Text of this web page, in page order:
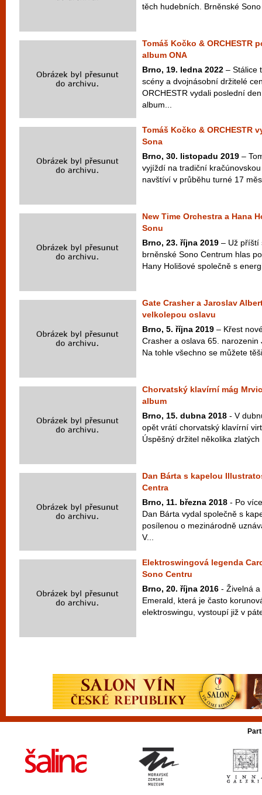
těch hudebních. Brněnské
Tomáš Kočko & ORCHESTR
album ONA
Brno, 19. ledna 2022 – Stálice
scény a dvojnásobní držitelé
ORCHESTR vydali poslední
album...
Tomáš Kočko & ORCHESTR
Sona
Brno, 30. listopadu 2019 –
vyjíždí na tradiční
navštíví v průběhu turné 17
New Time Orchestra a Hana
Sonu
Brno, 23. října 2019 – Už příští
brněnské Sono Centrum hlas
Hany Holišové společně s
Gate Crasher a Jaroslav
velkolepou oslavu
Brno, 5. října 2019 – Křest
Crasher a oslava 65. narozenin
Na tohle všechno se můžete
Chorvatský klavírní mág
album
Brno, 15. dubna 2018 - V
opět vrátí chorvatský klavírní
Úspěšný držitel několika
Dan Bárta s kapelou
Centra
Brno, 11. března 2018 - Po
Dan Bárta vydal společně s
posílenou o mezinárodně
V...
Elektroswingová legenda
Sono Centru
Brno, 20. října 2016 - Živelná
Emerald, která je často
elektroswingu, vystoupí již v